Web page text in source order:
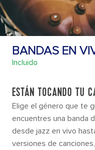
BANDAS EN
Incluido
ESTÁN TOCANDO TU
Elige el género que te
encuentres una banda
desde jazz en vivo
versiones de